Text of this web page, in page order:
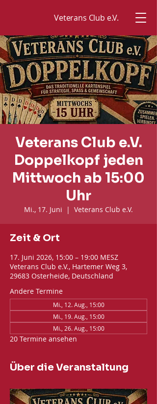
Veterans Club e.V.
Veterans Club e.V.
Doppelkopf jeden
Mittwoch ab 15:00
Uhr
Mi., 17. Juni
  |
Veterans Club e.V.
Zeit & Ort
17. Juni 2026, 15:00 – 19:00 MESZ
Veterans Club e.V., Hartemer Weg 3,
29683 Osterheide, Deutschland
Andere Termine
Mi., 12. Aug., 15:00
Mi., 19. Aug., 15:00
Mi., 26. Aug., 15:00
20 Termine ansehen
Über die Veranstaltung